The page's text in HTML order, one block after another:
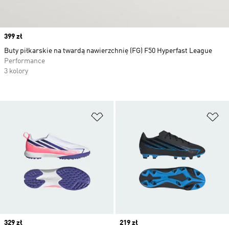
Price
329 zł
Price
219 zł
Price
399 zł
Buty piłkarskie na twardą nawierzchnię (FG) F50 Hyperfast League
Performance
3 kolory